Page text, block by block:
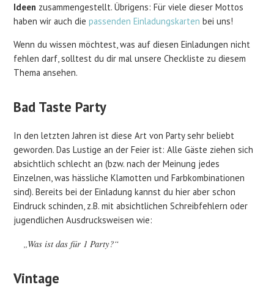
Ideen zusammengestellt. Übrigens: Für viele dieser Mottos
haben wir auch diepassenden Einladungskarten bei uns!
Wenn du wissen möchtest, was auf diesen Einladungen nicht
fehlen darf, solltest du dir mal unsere Checkliste zu diesem
Thema ansehen.
Bad Taste Party
In den letzten Jahren ist diese Art von Party sehr beliebt
geworden. Das Lustige an der Feier ist: Alle Gäste ziehen sich
absichtlich schlecht an (bzw. nach der Meinung jedes
Einzelnen, was hässliche Klamotten und Farbkombinationen
sind). Bereits bei der Einladung kannst du hier aber schon
Eindruck schinden, z.B. mit absichtlichen Schreibfehlern oder
jugendlichen Ausdrucksweisen wie:
„Was ist das für 1 Party?“
Vintage